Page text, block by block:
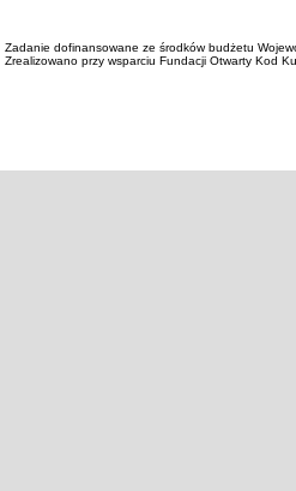
Zadanie dofinansowane ze środków budżetu
Zrealizowano przy wsparciu Fundacji Otwarty Kod